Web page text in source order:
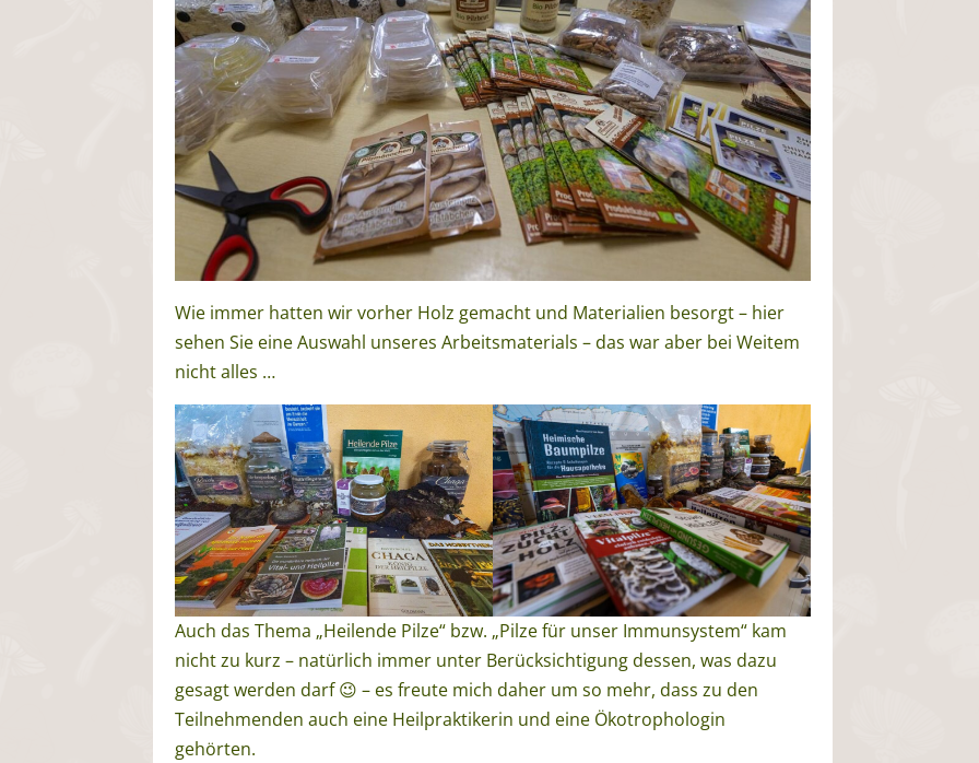
Wie immer hatten wir vorher Holz gemacht und Materialien besorgt – hier
sehen Sie eine Auswahl unseres Arbeitsmaterials – das war aber bei Weitem
nicht alles …
Auch das Thema „Heilende Pilze“ bzw. „Pilze für unser Immunsystem“ kam
nicht zu kurz – natürlich immer unter Berücksichtigung dessen, was dazu
gesagt werden darf 😉 – es freute mich daher um so mehr, dass zu den
Teilnehmenden auch eine Heilpraktikerin und eine Ökotrophologin
gehörten.